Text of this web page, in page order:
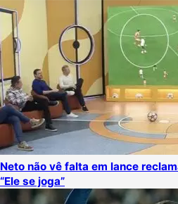
Neto não vê falta em lance
“Ele se joga”